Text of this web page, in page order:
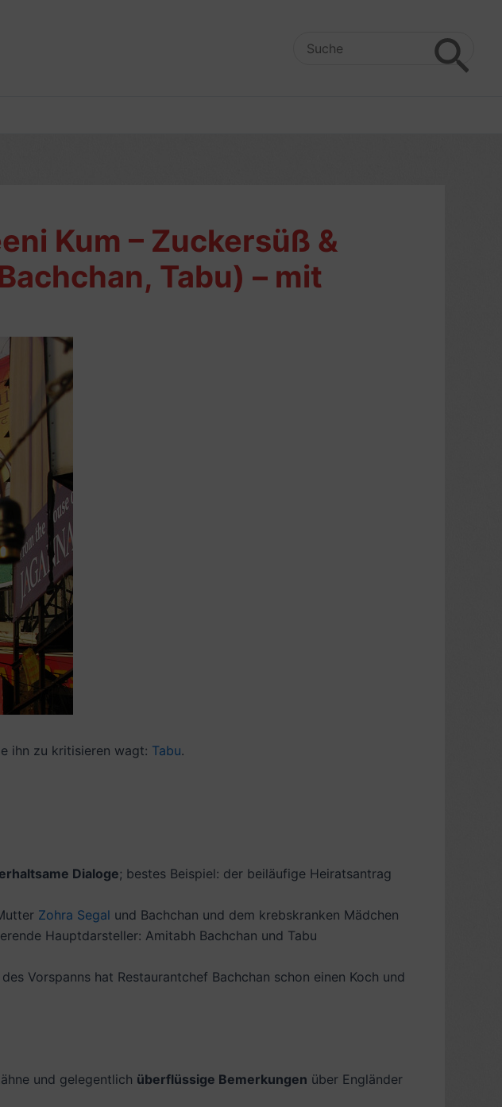
Search
Kum – Zuckersüß &
Tabu) – mit
ihn zu kritisieren wagt: Tabu.
Dialoge; bestes Beispiel: der beiläufige Heiratsantrag
Zohra Segal und Bachchan und dem krebskranken Mädchen
Hauptdarsteller: Amitabh Bachchan und Tabu
Vorspanns hat Restaurantchef Bachchan schon einen Koch und
und gelegentlich überflüssige Bemerkungen über Engländer